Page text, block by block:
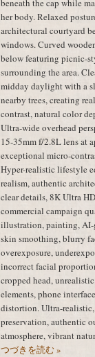
beneath the cap while
her body. Relaxed
architectural courtyard
windows. Curved
below featuring picnic-
surrounding the area.
midday daylight with a
nearby trees, creating
contrast, natural color
Ultra-wide overhead
15-35mm f/2.8L lens at
exceptional micro-
Hyper-realistic lifestyle
realism, authentic
clear details, 8K Ultra
commercial campaign
illustration, painting, AI-
skin smoothing, blurry
overexposure,
incorrect facial
cropped head,
elements, phone
distortion. Ultra-
preservation, authentic
atmosphere, vibrant
つづきを読む »